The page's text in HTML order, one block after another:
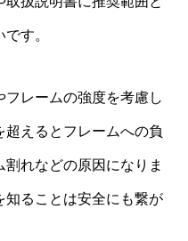
す。
レームの強度を考慮し
えるとフレームへの負
れなどの原因になりま
知ることは安全にも繋が